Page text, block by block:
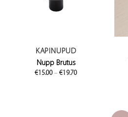
KAPINUPUD
Nupp Brutus
€ 15.00 – € 19.70Price